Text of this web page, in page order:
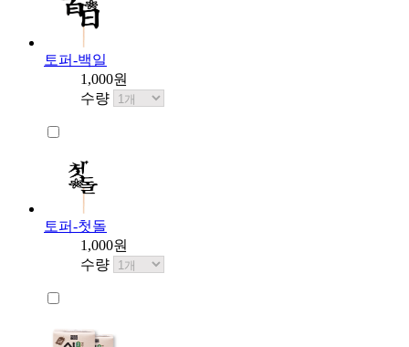
토퍼-백일
1,000원
수량
토퍼-첫돌
1,000원
수량